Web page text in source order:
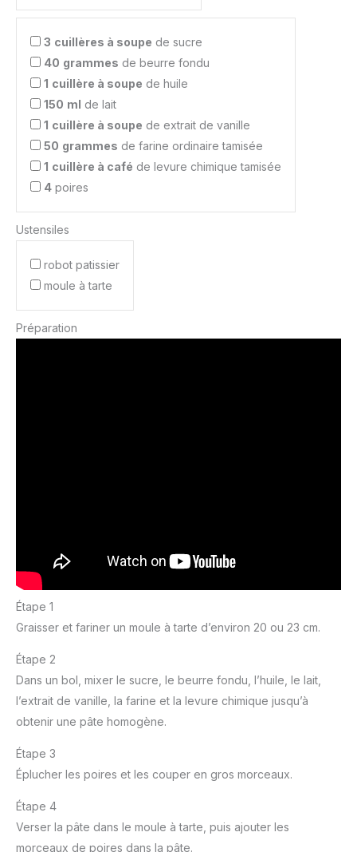
3 cuillères à soupe de sucre
40 grammes de beurre fondu
1 cuillère à soupe de huile
150 ml de lait
1 cuillère à soupe de extrait de vanille
50 grammes de farine ordinaire tamisée
1 cuillère à café de levure chimique tamisée
4 poires
Ustensiles
robot patissier
moule à tarte
Préparation
Étape 1
Graisser et fariner un moule à tarte d’environ 20 ou 23 cm.
Étape 2
Dans un bol, mixer le sucre, le beurre fondu, l’huile, le lait,
l’extrait de vanille, la farine et la levure chimique jusqu’à
obtenir une pâte homogène.
Étape 3
Éplucher les poires et les couper en gros morceaux.
Étape 4
Verser la pâte dans le moule à tarte, puis ajouter les
morceaux de poires dans la pâte.